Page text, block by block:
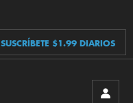
SUSCRÍBETE $1.99 DIARIOS